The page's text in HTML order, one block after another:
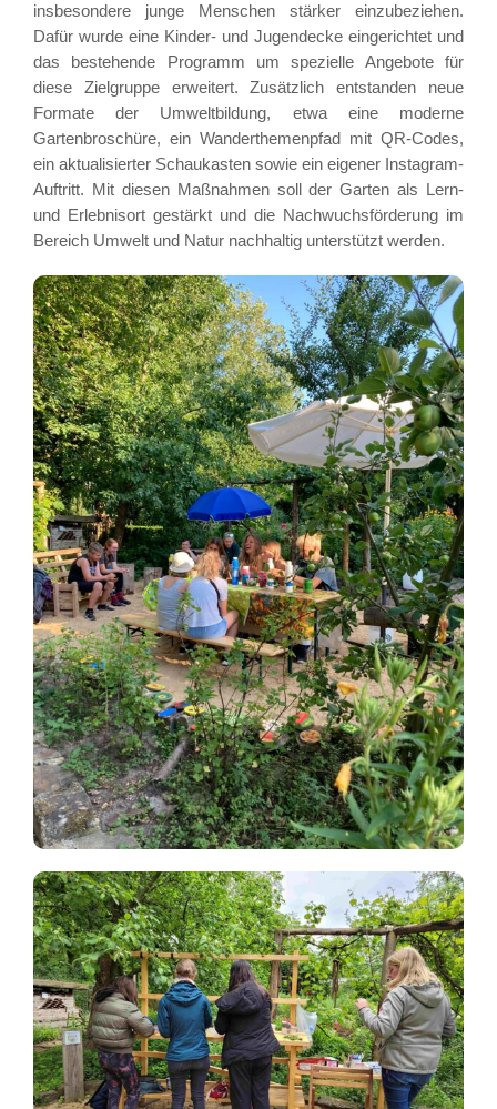
insbesondere junge Menschen stärker einzubeziehen.
Dafür wurde eine Kinder- und Jugendecke eingerichtet und
das bestehende Programm um spezielle Angebote für
diese Zielgruppe erweitert. Zusätzlich entstanden neue
Formate der Umweltbildung, etwa eine moderne
Gartenbroschüre, ein Wanderthemenpfad mit QR-Codes,
ein aktualisierter Schaukasten sowie ein eigener Instagram-
Auftritt. Mit diesen Maßnahmen soll der Garten als Lern-
und Erlebnisort gestärkt und die Nachwuchsförderung im
Bereich Umwelt und Natur nachhaltig unterstützt werden.